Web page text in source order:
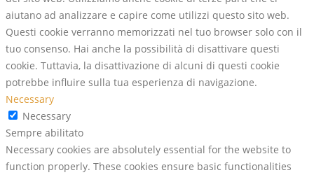
aiutano ad analizzare e capire come utilizzi questo sito web.
Questi cookie verranno memorizzati nel tuo browser solo con il
tuo consenso. Hai anche la possibilità di disattivare questi
cookie. Tuttavia, la disattivazione di alcuni di questi cookie
potrebbe influire sulla tua esperienza di navigazione.
Necessary
Necessary
Sempre abilitato
Necessary cookies are absolutely essential for the website to
function properly. These cookies ensure basic functionalities